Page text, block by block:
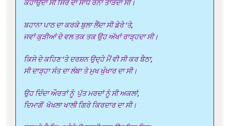
ਕਹਾਉਂਦਾ ਸੀ ਸਿਰੇ ਦਾ ਸਾਧ ਰੰਨਾਂ ਤਾੜਦਾ ਸੀ।
ਬਹਾਨਾ ਪਾਠ ਦਾ ਕਰਕੇ ਬੁਲਾ ਲੈਂਦਾ ਸੀ ਡੇਰੇ ‘ਤੇ,
ਜਵਾਂ ਕੁੜੀਆਂ ਦੇ ਵਲ ਤਕ ਤਕ ਉਹ ਅੱਖਾਂ ਰਾੜ੍ਹਦਾ ਸੀ।
ਕਿਸੇ ਦੇ ਕਹਿਣ ‘ਤੇ ਦਰਸ਼ਨ ਉਦ੍ਹੇ ਮੈਂ ਵੀ ਸੀ ਕਰ ਬੈਠਾ,
ਸੀ ਦਾੜ੍ਹਾ ਸੰਤ ਦਾ ਲੰਬਾ ਤੇ ਮੁਖ ਖੁੰਖਾਰ ਦਾ ਸੀ।
ਉਹ ਦਿੰਦਾ ਔਰਤਾਂ ਨੂੰ ਪੁੱਤ ਮਰਦਾਂ ਨੂੰ ਸੀ ਅਕਲਾਂ,
ਦਿਮਾਗੋਂ ਖੋਖਲਾ ਖਾਲੀ ਗਿਰੇ ਕਿਰਦਾਰ ਦਾ ਸੀ।